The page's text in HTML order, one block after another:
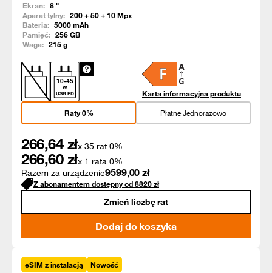
Ekran: 8 "
Aparat tylny: 200 + 50 + 10Mpx
Bateria: 5000mAh
Pamięć: 256GB
Waga: 215g
10-45
W
USB PD
Karta informacyjna produktu
Płatne Jednorazowo
Raty 0%
266,64 złx 35 rat 0%
266,60 złx 1 rata 0%
Razem za urządzenie9599,00 zł
Z abonamentem dostępny od8820zł
Zmień liczbę rat
Dodaj do koszyka
eSIM z instalacją Nowość